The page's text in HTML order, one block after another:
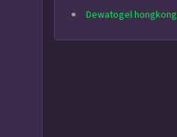
Dewatogel hongkong